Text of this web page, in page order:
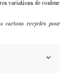
variations de couleur
cartons recyclés pour